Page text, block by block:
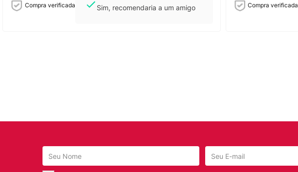
Compra verificada Sim, recomendaria a um amigo Compra verificada